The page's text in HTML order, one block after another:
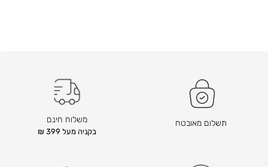
תשלום מאובטח משלוח חינם
בקניה מעל 399 ₪